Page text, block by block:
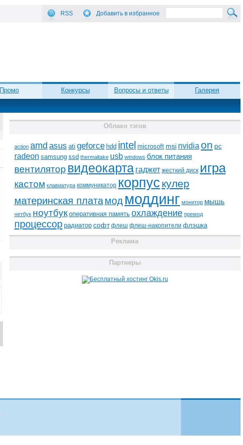
RSS Добавить в избранное
Промо Конкурсы Вопросы и ответы Галерея
Облако тэгов
action amd asus ati geforce hdd intel microsoft msi nvidia on pc
radeon samsung ssd thermaltake usb windows блок питания
вентилятор видеокарта гаджет жесткий диск игра
кастом клавиатура коммуникатор корпус кулер
материнская платамод моддинг монитор мышь
нетбук ноутбук оперативная память охлаждение премод
процессор радиатор софт флеш флеш-накопители флэшка
Реклама
Партнеры